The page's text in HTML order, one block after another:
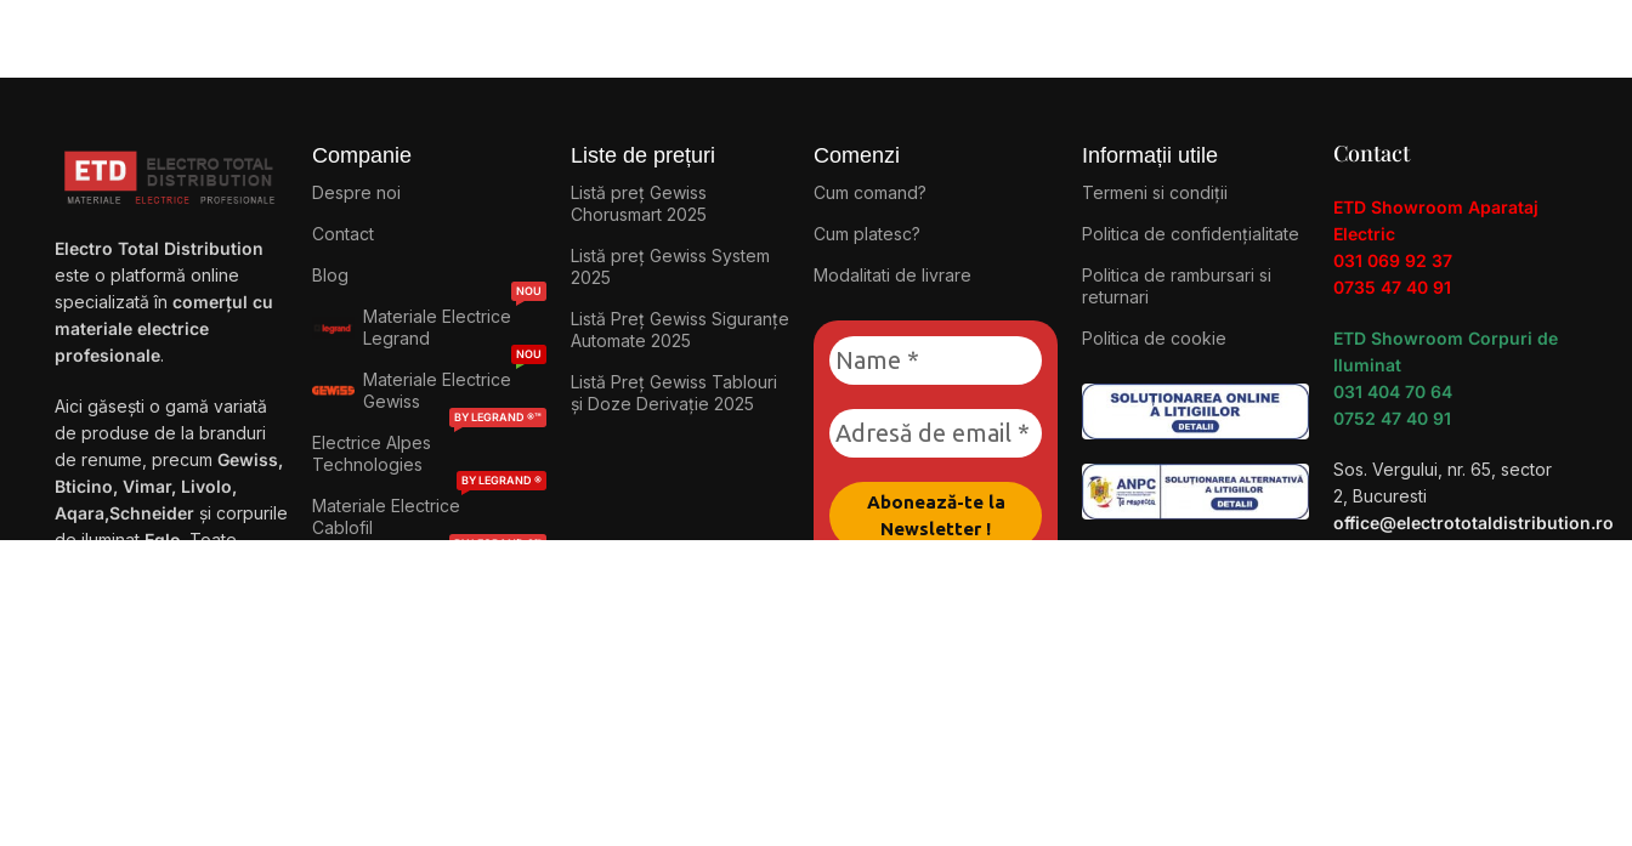
Electro Total Distribution
este o platformă online
specializată în comerțul cu
materiale electrice
profesionale.
Aici găsești o gamă variată
de produse de la branduri
de renume, precum Gewiss,
Bticino, Vimar, Livolo,
Aqara,Schneider și corpurile
de iluminatEglo. Toate
Companie
Despre noi
Contact
Blog
Materiale Electrice
Legrand
NOU
Materiale Electrice
Gewiss
NOU
Electrice Alpes
Technologies
BY LEGRAND ®™
Materiale Electrice
Cablofil
BY LEGRAND ®
BY LEGRAND ®™
Liste de prețuri
Listă preț Gewiss
Chorusmart 2025
Listă preț Gewiss System
2025
Listă Preț Gewiss Siguranțe
Automate 2025
Listă Preț Gewiss Tablouri
și Doze Derivație 2025
Comenzi
Cum comand?
Cum platesc?
Modalitati de livrare
Informații utile
Termeni si condiții
Politica de confidențialitate
Politica de rambursari si
returnari
Politica de cookie
Contact
ETD Showroom Aparataj
Electric
031 069 92 37
0735 47 40 91
ETD Showroom Corpuri de
Iluminat
031 404 70 64
0752 47 40 91
Sos. Vergului, nr. 65, sector
2, Bucuresti
office@electrototaldistribution.ro